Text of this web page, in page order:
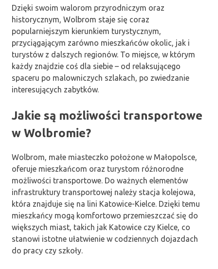
Dzięki swoim walorom przyrodniczym oraz
historycznym, Wolbrom staje się coraz
popularniejszym kierunkiem turystycznym,
przyciągającym zarówno mieszkańców okolic, jak i
turystów z dalszych regionów. To miejsce, w którym
każdy znajdzie coś dla siebie – od relaksującego
spaceru po malowniczych szlakach, po zwiedzanie
interesujących zabytków.
Jakie są możliwości transportowe
w Wolbromie?
Wolbrom, małe miasteczko położone w Małopolsce,
oferuje mieszkańcom oraz turystom różnorodne
możliwości transportowe. Do ważnych elementów
infrastruktury transportowej należy stacja kolejowa,
która znajduje się na lini Katowice-Kielce. Dzięki temu
mieszkańcy mogą komfortowo przemieszczać się do
większych miast, takich jak Katowice czy Kielce, co
stanowi istotne ułatwienie w codziennych dojazdach
do pracy czy szkoły.